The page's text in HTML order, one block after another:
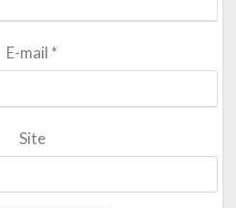
E-mail *
Site